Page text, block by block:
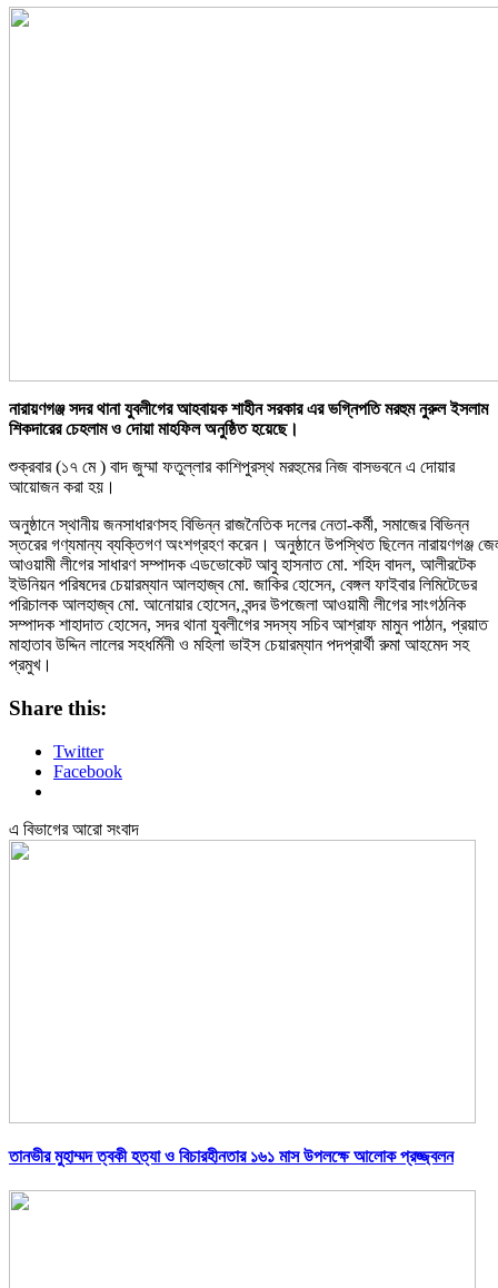
নারায়ণগঞ্জ সদর থানা যুবলীগের আহবায়ক শাহীন সরকার এর ভগ্নিপতি মরহুম নুরুল ইসলাম
শিকদারের চেহলাম ও দোয়া মাহফিল অনুষ্ঠিত হয়েছে।
শুক্রবার (১৭ মে ) বাদ জুম্মা ফতুল্লার কাশিপুরস্থ মরহুমের নিজ বাসভবনে এ দোয়ার
আয়োজন করা হয়।
অনুষ্ঠানে স্থানীয় জনসাধারণসহ বিভিন্ন রাজনৈতিক দলের নেতা-কর্মী, সমাজের বিভিন্ন
স্তরের গণ্যমান্য ব্যক্তিগণ অংশগ্রহণ করেন। অনুষ্ঠানে উপস্থিত ছিলেন নারায়ণগঞ্জ
আওয়ামী লীগের সাধারণ সম্পাদক এডভোকেট আবু হাসনাত মো. শহিদ বাদল, আলীরটেক
ইউনিয়ন পরিষদের চেয়ারম্যান আলহাজ্ব মো. জাকির হোসেন, বেঙ্গল ফাইবার লিমিটেডের
পরিচালক আলহাজ্ব মো. আনোয়ার হোসেন, বন্দর উপজেলা আওয়ামী লীগের সাংগঠনিক
সম্পাদক শাহাদাত হোসেন, সদর থানা যুবলীগের সদস্য সচিব আশ্রাফ মামুন পাঠান, প্রয়াত
মাহাতাব উদ্দিন লালের সহধর্মিনী ও মহিলা ভাইস চেয়ারম্যান পদপ্রার্থী রুমা আহমেদ সহ
প্রমুখ।
Share this:
Twitter
Facebook
এ বিভাগের আরো সংবাদ
তানভীর মুহাম্মদ ত্বকী হত্যা ও বিচারহীনতার ১৬১ মাস উপলক্ষে আলোক প্রজ্জ্বলন